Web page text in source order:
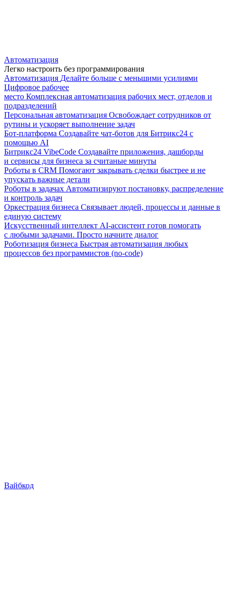
Автоматизация
Легко настроить без программирования
Автоматизация Делайте больше с меньшими усилиями
Цифровое рабочее
место Комплексная автоматизация рабочих мест, отделов и
подразделений
Персональная автоматизация Освобождает сотрудников от
рутины и ускоряет выполнение задач
Бот-платформа Создавайте чат-ботов для Битрикс24 с
помощью AI
Битрикс24 VibeCode Создавайте приложения, дашборды
и сервисы для бизнеса за считаные минуты
Роботы в CRM Помогают закрывать сделки быстрее и не
упускать важные детали
Роботы в задачах Автоматизируют постановку, распределение
и контроль задач
Оркестрация бизнеса Связывает людей, процессы и данные в
единую систему
Искусственный интеллект AI-ассистент готов помогать
с любыми задачами. Просто начните диалог
Роботизация бизнеса Быстрая автоматизация любых
процессов без программистов (no-code)
Вайбкод